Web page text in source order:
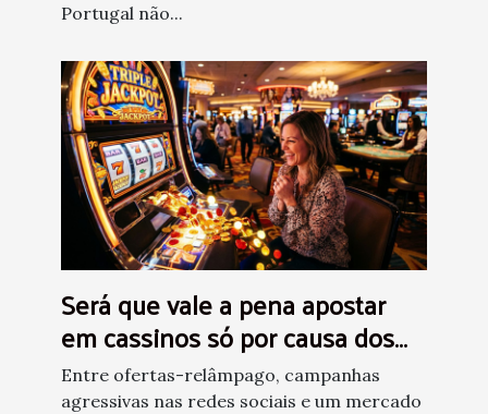
Portugal não...
Será que vale a pena apostar
em cassinos só por causa dos
bônus?
Entre ofertas-relâmpago, campanhas
agressivas nas redes sociais e um mercado